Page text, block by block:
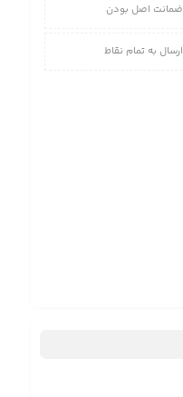
ضمانت اصل بودن
ارسال به تمام نقاط